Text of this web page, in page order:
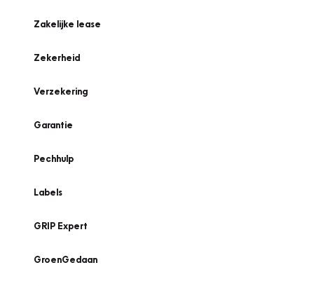
Zakelijke lease
Zekerheid
Verzekering
Garantie
Pechhulp
Labels
GRIP Expert
GroenGedaan